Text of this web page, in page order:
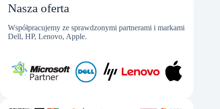
Nasza oferta
Współpracujemy ze sprawdzonymi partnerami i markami
Dell, HP, Lenovo, Apple.